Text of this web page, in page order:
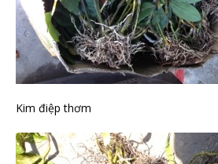
Kim điệp thơm